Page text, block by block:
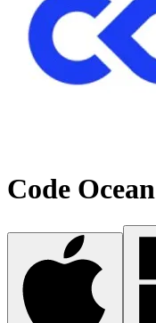
Code Ocean